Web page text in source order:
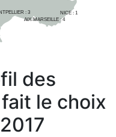
AIX-MARSEILLE : 4
: 3 NICE : 1
des
le choix